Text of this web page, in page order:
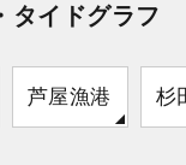
タイドグラフ
芦屋漁港 杉